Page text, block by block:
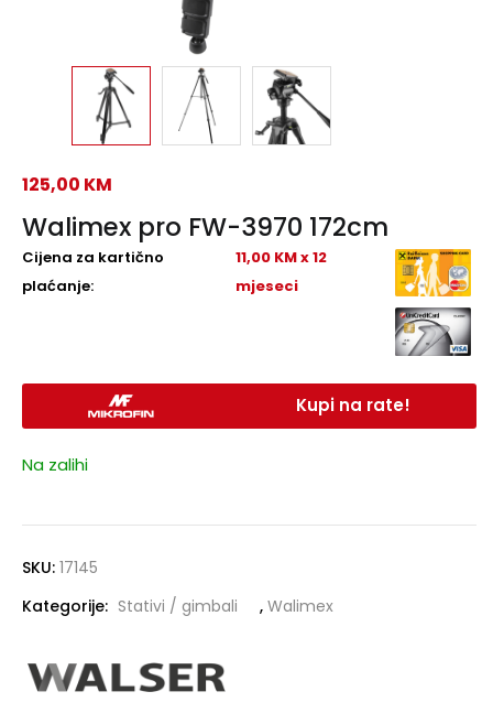
Walimex pro FW-3970 172cm
125,00 KM
Cijena za kartično
plaćanje:
11,00 KM x 12
mjeseci
Kupi na rate!
Na zalihi
SKU: 17145
Kategorije: Stativi / gimbali , Walimex